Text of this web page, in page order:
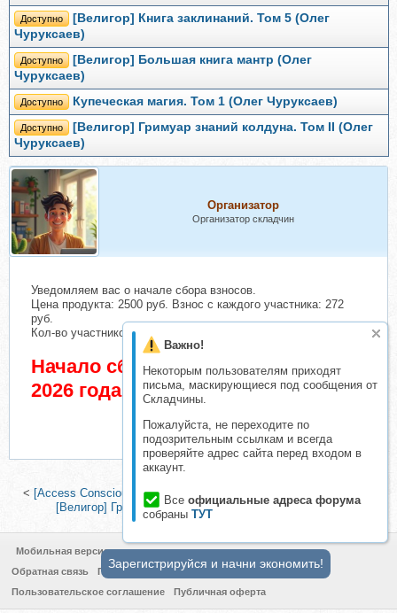
Важно!
Некоторым пользователям приходят
письма, маскирующиеся под сообщения от
Складчины.
Пожалуйста, не переходите по
подозрительным ссылкам и всегда
проверяйте адрес сайта перед входом в
аккаунт.
Все официальные адреса форума
собраны ТУТ
Доступно
[Велигор] Книга заклинаний. Том 5 (Олег
Чуруксаев)
Доступно
[Велигор] Большая книга мантр (Олег
Чуруксаев)
Доступно Купеческая магия. Том 1 (Олег Чуруксаев)
Доступно
[Велигор] Гримуар знаний колдуна. Том II (Олег
Чуруксаев)
Организатор
Организатор складчин
Уведомляем вас о начале сбора взносов.
Цена продукта: 2500 руб. Взнос с каждого участника: 272
руб.
Кол-во участников в основном списке: 1 чел.
Начало сбора взносов 18 Июнь
2026 года
< [Access Consciousness] Сущности и деньги (Мониш Малотра)
[Велигор] Гримуар денег. Книга 2 (Олег Чуруксаев)>
Мобильная версия
Обратная связь
Политика конфиденциальности
Пользовательское соглашение
Публичная оферта
Зарегистрируйся и начни экономить!